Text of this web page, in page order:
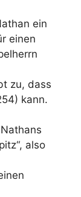
ein
einen
zu, dass
kann.
also